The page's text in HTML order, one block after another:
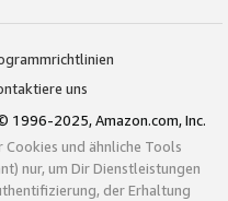
uns
1996-2025, Amazon.com, Inc.
und ähnliche Tools
nur, um Dir Dienstleistungen
der Erhaltung